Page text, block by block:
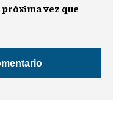
vez que